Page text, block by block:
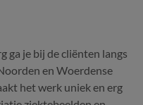
ga je bij de cliënten langs
en Woerdense
het werk uniek en erg